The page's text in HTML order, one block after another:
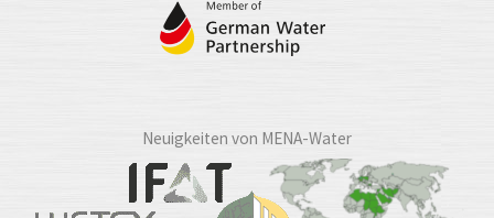
Neuigkeiten von MENA-Water